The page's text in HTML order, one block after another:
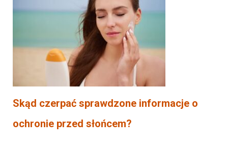
Skąd czerpać sprawdzone informacje o
ochronie przed słońcem?